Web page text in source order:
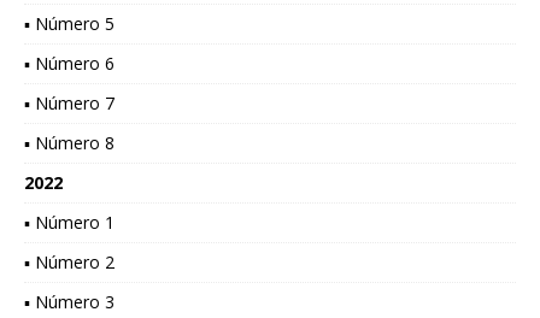
▪ Número 5
▪ Número 6
▪ Número 7
▪ Número 8
2022
▪ Número 1
▪ Número 2
▪ Número 3